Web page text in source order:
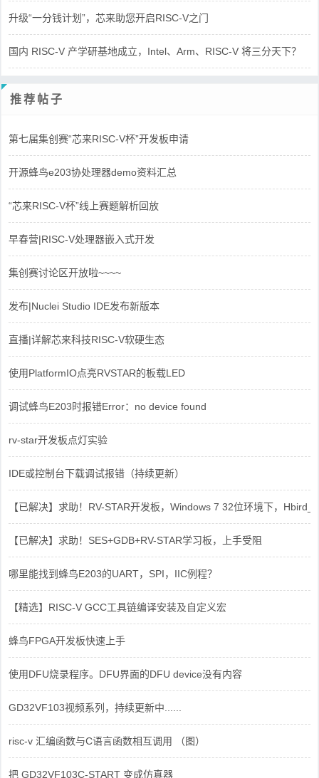
升级“一分钱计划”，芯来助您开启RISC-V之门
国内 RISC-V 产学研基地成立，Intel、Arm、RISC-V 将三分天下？
推荐帖子
第七届集创赛“芯来RISC-V杯”开发板申请
开源蜂鸟e203协处理器demo资料汇总
“芯来RISC-V杯”线上赛题解析回放
早春营|RISC-V处理器嵌入式开发
集创赛讨论区开放啦~~~~
发布|Nuclei Studio IDE发布新版本
直播|详解芯来科技RISC-V软硬生态
使用PlatformIO点亮RVSTAR的板载LED
调试蜂鸟E203时报错Error：no device found
rv-star开发板点灯实验
IDE或控制台下载调试报错（持续更新）
【已解决】求助！RV-STAR开发板，Windows 7 32位环境下，
【已解决】求助！SES+GDB+RV-STAR学习板，上手受阻
哪里能找到蜂鸟E203的UART，SPI，IIC例程？
【精选】RISC-V GCC工具链编译安装及自定义宏
蜂鸟FPGA开发板快速上手
使用DFU烧录程序。DFU界面的DFU device没有内容
GD32VF103视频系列，持续更新中......
risc-v 汇编函数与C语言函数相互调用 （图）
把 GD32VF103C-START 变成仿真器